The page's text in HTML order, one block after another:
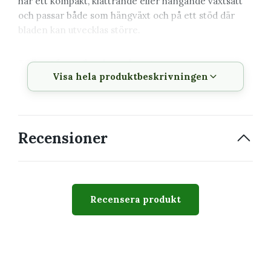
och passar både som hängväxt och på ett stöd där
bladen kan utvecklas större.
Växtbeskrivning
Svenskt namn
Krukstorlek 6 cm
Kompakt, klättrande eller
Visa hela produktbeskrivningen
Recensioner
Recensera produkt